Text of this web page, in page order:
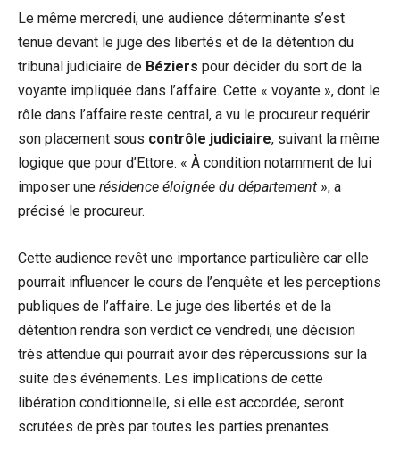
Le même mercredi, une audience déterminante s’est
tenue devant le juge des libertés et de la détention du
tribunal judiciaire de Béziers pour décider du sort de la
voyante impliquée dans l’affaire. Cette « voyante », dont le
rôle dans l’affaire reste central, a vu le procureur requérir
son placement sous contrôle judiciaire, suivant la même
logique que pour d’Ettore. « À condition notamment de lui
imposer une résidence éloignée du département », a
précisé le procureur.
Cette audience revêt une importance particulière car elle
pourrait influencer le cours de l’enquête et les perceptions
publiques de l’affaire. Le juge des libertés et de la
détention rendra son verdict ce vendredi, une décision
très attendue qui pourrait avoir des répercussions sur la
suite des événements. Les implications de cette
libération conditionnelle, si elle est accordée, seront
scrutées de près par toutes les parties prenantes.